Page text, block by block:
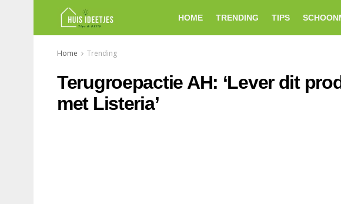
HOME TRENDING TIPS
Home Trending
Terugroepactie AH: ‘Lever dit
met Listeria’